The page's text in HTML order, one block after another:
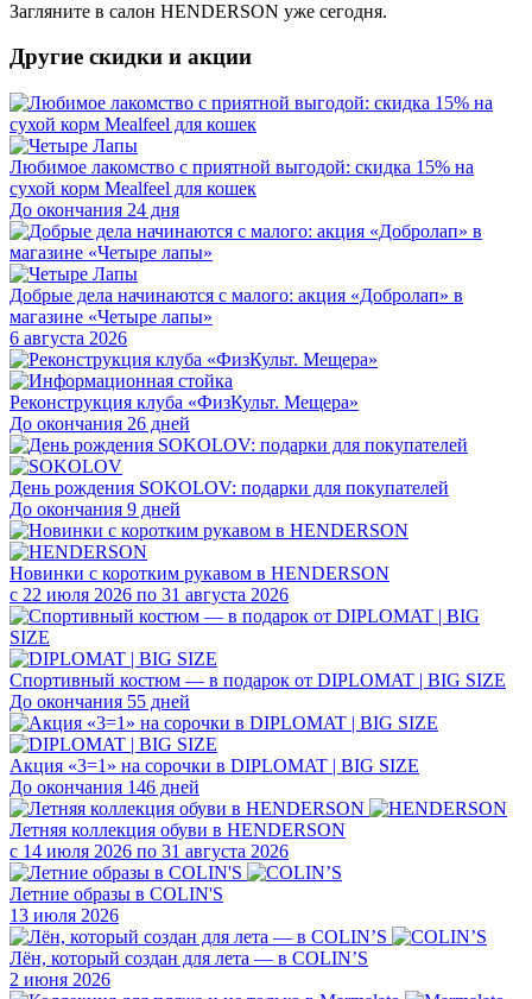
Загляните в салон HENDERSON уже сегодня.
Другие скидки и акции
Любимое лакомство с приятной выгодой: скидка 15% на
сухой корм Mealfeel для кошек
До окончания 24 дня
Добрые дела начинаются с малого: акция «Добролап» в
магазине «Четыре лапы»
6 августа 2026
Реконструкция клуба «ФизКульт. Мещера»
До окончания 26 дней
День рождения SOKOLOV: подарки для покупателей
До окончания 9 дней
Новинки с коротким рукавом в HENDERSON
с 22 июля 2026 по 31 августа 2026
Спортивный костюм — в подарок от DIPLOMAT | BIG SIZE
До окончания 55 дней
Акция «3=1» на сорочки в DIPLOMAT | BIG SIZE
До окончания 146 дней
Летняя коллекция обуви в HENDERSON
с 14 июля 2026 по 31 августа 2026
Летние образы в COLIN'S
13 июля 2026
Лён, который создан для лета — в COLIN’S
2 июня 2026